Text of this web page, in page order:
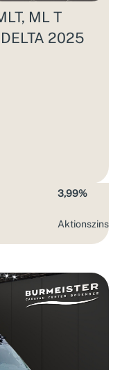
ML T
2025
3,99%
Aktions­zins